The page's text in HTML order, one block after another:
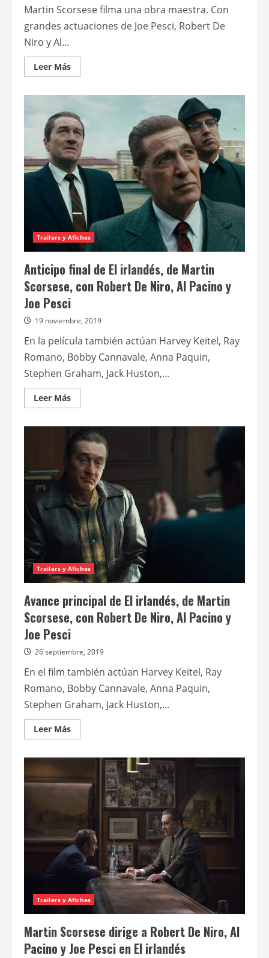
Martin Scorsese filma una obra maestra. Con
grandes actuaciones de Joe Pesci, Robert De
Niro y Al...
Leer MásLeer
más
Trailers y Afiches
Anticipo final de El irlandés, de Martin
Scorsese, con Robert De Niro, Al Pacino y
Joe Pesci
19 noviembre, 2019
En la película también actúan Harvey Keitel, Ray
Romano, Bobby Cannavale, Anna Paquin,
Stephen Graham, Jack Huston,...
Leer MásLeer
más
Anticipo
final
de
El
irlandés,
de
Martin
Scorsese,
con
Robert
De
Niro,
Al
Pacino
Joe
Pesci
Trailers y Afiches
Avance principal de El irlandés, de Martin
Scorsese, con Robert De Niro, Al Pacino y
Joe Pesci
26 septiembre, 2019
En el film también actúan Harvey Keitel, Ray
Romano, Bobby Cannavale, Anna Paquin,
Stephen Graham, Jack Huston,...
Leer MásLeer
más
de
El
irlandés,
Martin
Scorsese,
con
Robert
De
Niro,
Al
Pacino
Pesci
Trailers y Afiches
Martin Scorsese dirige a Robert De Niro, Al
Pacino y Joe Pesci en El irlandés